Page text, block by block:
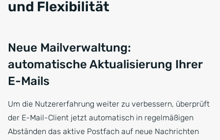
und Flexibilität
Neue Mailverwaltung:
automatische Aktualisierung Ihrer
E-Mails
Um die Nutzererfahrung weiter zu verbessern, überprüft
der E-Mail-Client jetzt automatisch in regelmäßigen
Abständen das aktive Postfach auf neue Nachrichten